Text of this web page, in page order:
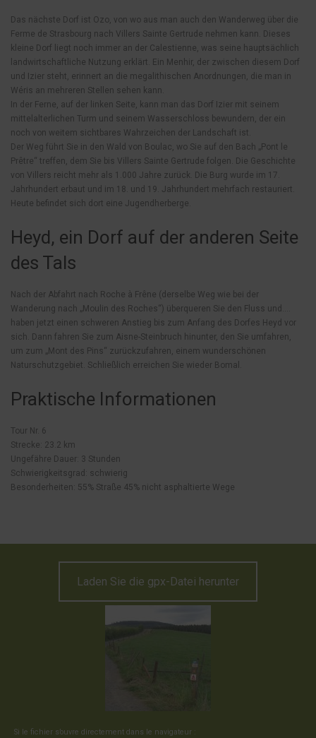
Das nächste Dorf ist Ozo, von wo aus man auch den Wanderweg über die
Ferme de Strasbourg nach Villers Sainte Gertrude nehmen kann. Dieses
kleine Dorf liegt noch immer an der Calestienne, was seine hauptsächlich
landwirtschaftliche Nutzung erklärt. Ein Menhir, der zwischen diesem Dorf
und Izier steht, erinnert an die megalithischen Anordnungen, die man in
Wéris an mehreren Stellen sehen kann.
In der Ferne, auf der linken Seite, kann man das Dorf Izier mit seinem
mittelalterlichen Turm und seinem Wasserschloss bewundern, der ein
noch von weitem sichtbares Wahrzeichen der Landschaft ist.
Der Weg führt Sie in den Wald von Boulac, wo Sie auf den Bach „Pont le
Prêtre“ treffen, dem Sie bis Villers Sainte Gertrude folgen. Die Geschichte
von Villers reicht mehr als 1.000 Jahre zurück. Die Burg wurde im 17.
Jahrhundert erbaut und im 18. und 19. Jahrhundert mehrfach restauriert.
Heute befindet sich dort eine Jugendherberge.
Heyd, ein Dorf auf der anderen Seite
des Tals
Nach der Abfahrt nach Roche à Frêne (derselbe Weg wie bei der
Wanderung nach „Moulin des Roches“) überqueren Sie den Fluss und….
haben jetzt einen schweren Anstieg bis zum Anfang des Dorfes Heyd vor
sich. Dann fahren Sie zum Aisne-Steinbruch hinunter, den Sie umfahren,
um zum „Mont des Pins“ zurückzufahren, einem wunderschönen
Naturschutzgebiet. Schließlich erreichen Sie wieder Bomal.
Praktische Informationen
Tour Nr. 6
Strecke: 23.2 km
Ungefähre Dauer: 3 Stunden
Schwierigkeitsgrad: schwierig
Besonderheiten: 55% Straße 45% nicht asphaltierte Wege
Laden Sie die gpx-Datei herunter
Si le fichier s’ouvre directement dans le navigateur :